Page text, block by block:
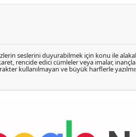
seslerini duyurabilmek için konu ile
rencide edici cümleler veya imalar,
kullanılmayan ve büyük harflerle